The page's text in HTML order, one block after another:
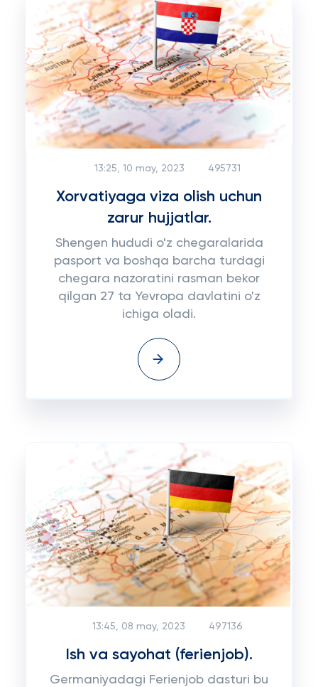
13:25, 10 may, 2023 495731
Xorvatiyaga viza olish uchun
zarur hujjatlar.
Shengen hududi o'z chegaralarida
pasport va boshqa barcha turdagi
chegara nazoratini rasman bekor
qilgan 27 ta Yevropa davlatini o'z
ichiga oladi.
13:45, 08 may, 2023 497136
Ish va sayohat (ferienjob).
Germaniyadagi Ferienjob dasturi bu